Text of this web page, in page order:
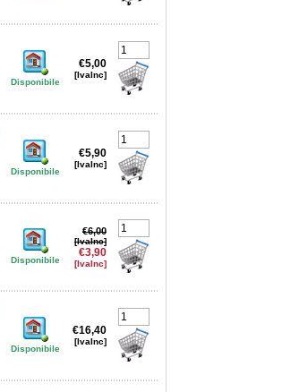
Disponibile
€5,00
[IvaInc]
Disponibile
€5,90
[IvaInc]
Disponibile
€6,00
[IvaInc]
€3,90
[IvaInc]
Disponibile
€16,40
[IvaInc]